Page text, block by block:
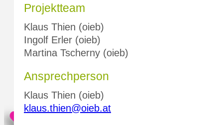
Projektteam
Klaus Thien (oieb)
Ingolf Erler (oieb)
Martina Tscherny (oieb)
Ansprechperson
Klaus Thien (oieb)
klaus.thien@oieb.at